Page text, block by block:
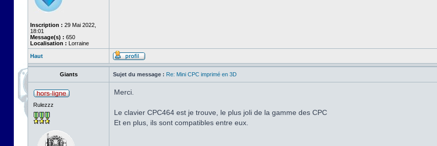
Inscription : 29 Mai 2022,
18:01
Message(s) : 650
Localisation : Lorraine
Haut
Giants Sujet du message : Re: Mini CPC imprimé en 3D
Rulezzz
Merci.
Le clavier CPC464 est je trouve, le plus joli de la gamme des CPC
Et en plus, ils sont compatibles entre eux.